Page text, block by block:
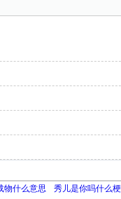
物什么意思 秀儿是你吗什么梗